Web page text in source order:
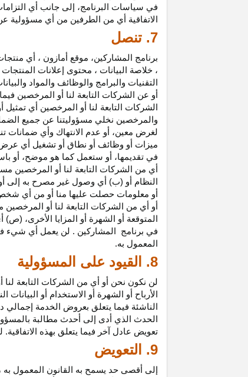
في سياسات البرنامج، إلى جانب أي
الاتفاقية أي من الطرفين من أي مسؤولية
7. تنصل
برنامج المشاركين، موقع أمازون ، أي
، خلاصة البيانات ، محتوى إعلانات
التقنيات والبرامج والوظائف والمواد
أو عن الشركات التابعة لنا أو المرخصين
الشركات التابعة لنا أو المرخصين أي
والمرخصين نخلي مسؤوليتنا عن جميع
لغرض معين، أو عدم الانتهاك وأي ضمانات
ميزات أو وظائف أو نطاق أو تشغيل أي
في تقديمها، أو ستعمل كما هو موضح، أو
أي من الشركات التابعة لنا أو المرخصين
النظام أو (ب) أي وصول غير مصرح به إلى
أو معلومات حصلت عليها منا أو من أي
أو أي من الشركات التابعة لنا أو
المتوقعة أو الشهرة أو المزايا
الأخرى، (ص)
في برنامج المشاركين . لن يعمل أي شيء
المعمول به.
8. القيود على المسؤولية
لن نكون نحن أو أي من الشركات التابعة
الأرباح أو الشهرة أو الاستخدام أو
الناشئة فيما يتعلق بعروض الخدمة
الحدث الذي أدى إلى أحدث مطالبة
تعويض عادل آخر فيما يتعلق بهذه
9. التعويض
إلى أقصى حد يسمح به القانون المعمول